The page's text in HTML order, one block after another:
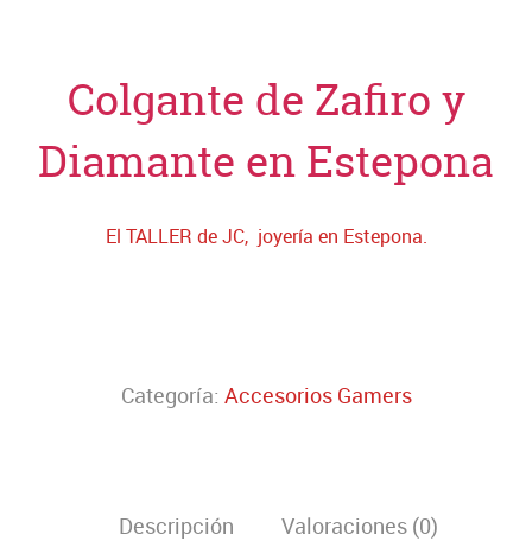
Colgante de Zafiro y
Diamante en Estepona
El TALLER de JC, joyería en Estepona.
Categoría: Accesorios Gamers
Descripción Valoraciones (0)